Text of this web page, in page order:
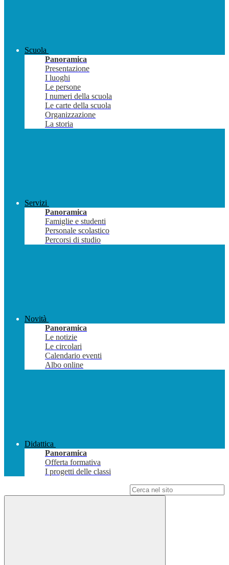
Scuola
Panoramica
Presentazione
I luoghi
Le persone
I numeri della scuola
Le carte della scuola
Organizzazione
La storia
Servizi
Panoramica
Famiglie e studenti
Personale scolastico
Percorsi di studio
Novità
Panoramica
Le notizie
Le circolari
Calendario eventi
Albo online
Didattica
Panoramica
Offerta formativa
I progetti delle classi